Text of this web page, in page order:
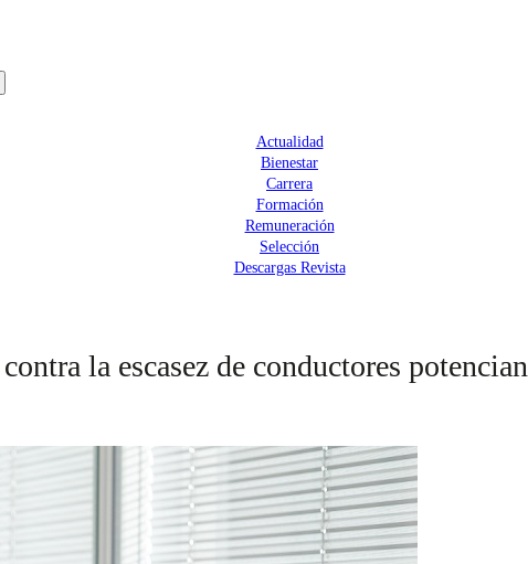
Actualidad
Bienestar
Carrera
Formación
Remuneración
Selección
Descargas Revista
la escasez de conductores